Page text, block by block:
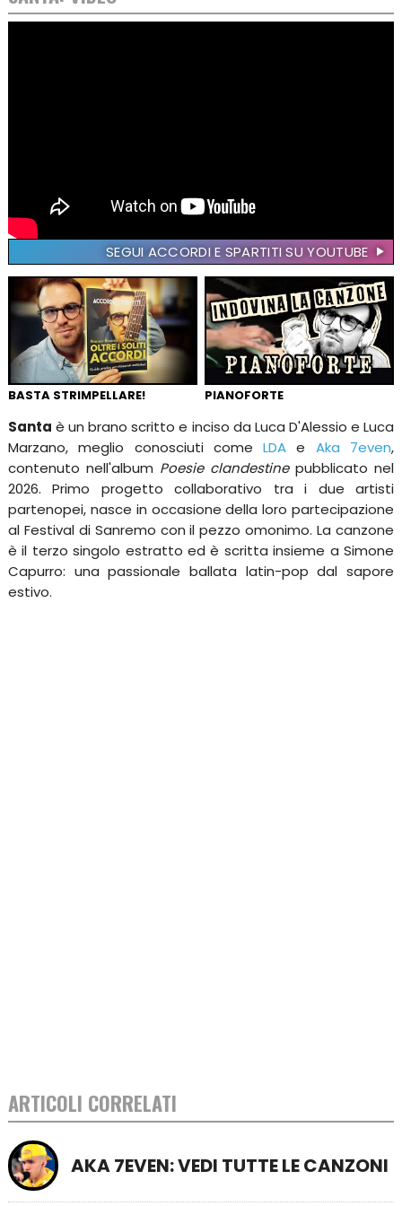
SEGUI ACCORDI E SPARTITI SU YOUTUBE
BASTA STRIMPELLARE! PIANOFORTE
Santa è un brano scritto e inciso da Luca D'Alessio e Luca
Marzano, meglio conosciuti comeLDA e Aka 7even,
contenuto nell'album Poesie clandestinepubblicato nel
2026. Primo progetto collaborativo tra i due artisti
partenopei, nasce in occasione della loro partecipazione
al Festival di Sanremo con il pezzo omonimo. La canzone
è il terzo singolo estratto ed è scritta insieme a Simone
Capurro: una passionale ballata latin-pop dal sapore
estivo.
ARTICOLI CORRELATI
AKA 7EVEN: VEDI TUTTE LE CANZONI